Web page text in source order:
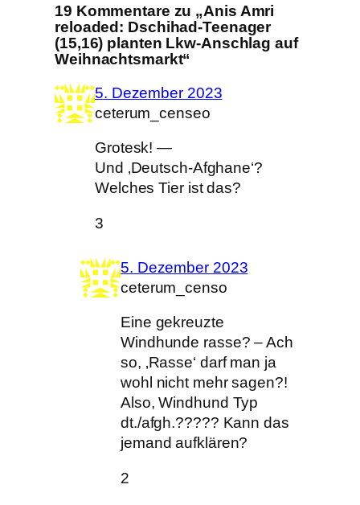
19 Kommentare zu „Anis Amri
reloaded: Dschihad-Teenager
(15,16) planten Lkw-Anschlag auf
Weihnachtsmarkt“
5. Dezember 2023
ceterum_censeo
Grotesk! —
Und ‚Deutsch-Afghane‘?
Welches Tier ist das?
3
5. Dezember 2023
ceterum_censo
Eine gekreuzte
Windhunde rasse? – Ach
so, ‚Rasse‘ darf man ja
wohl nicht mehr sagen?!
Also, Windhund Typ
dt./afgh.????? Kann das
jemand aufklären?
2